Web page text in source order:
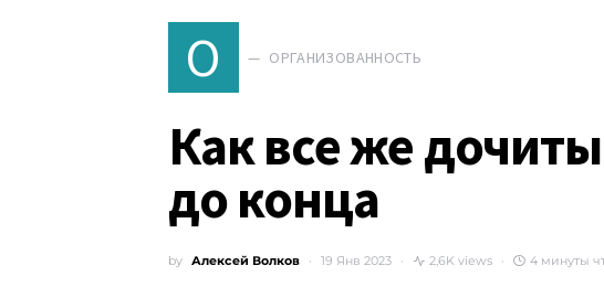
О ОРГАНИЗОВАННОСТЬ
Как все же
до конца
by Алексей Волков 19 Янв 2023 2,6K views 4 минуты